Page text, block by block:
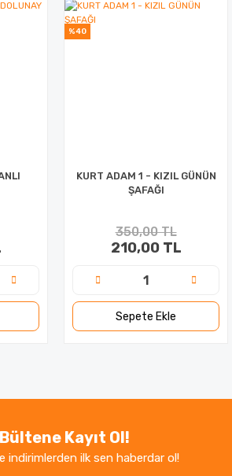
%40
KURT ADAM 1 - KIZIL GÜNÜN
ŞAFAĞI
350,00 TL
210,00 TL
Sepete Ekle
Kayıt Ol!
indirimlerden ilk sen haberdar ol!